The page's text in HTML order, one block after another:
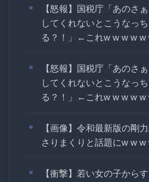
【怒報】国税庁「あのさ
してくれないとこうなっ
る？！」←これw w w w w
【怒報】国税庁「あのさ
してくれないとこうなっ
る？！」←これw w w w w
【画像】令和最新版の剛
さりまくりと話題にw w
【衝撃】若い女の子から